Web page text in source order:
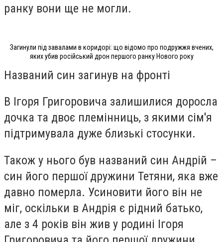
ранку вони ще не могли.
Загинули під завалами в коридорі: що відомо про подружжя вчених,
яких убив російський дрон першого ранку Нового року
Названий син загинув на фронті
В Ігоря Григоровича залишилися доросла
дочка та двоє племінниць, з якими сім'я
підтримувала дуже близькі стосунки.
Також у нього був названий син Андрій –
син його першої дружини Тетяни, яка вже
давно померла. Усиновити його він не
міг, оскільки в Андрія є рідний батько,
але з 4 років він жив у родині Ігоря